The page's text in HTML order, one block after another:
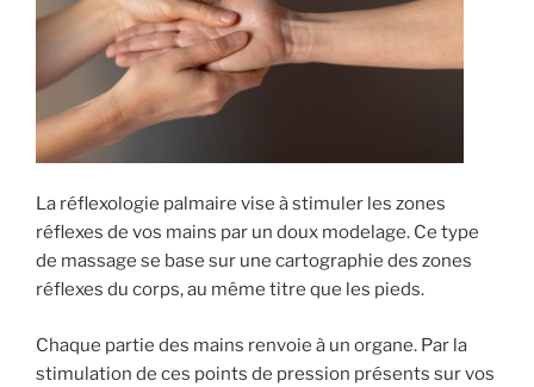
La réflexologie palmaire vise à stimuler les zones
réflexes de vos mains par un doux modelage. Ce type
de massage se base sur une cartographie des zones
réflexes du corps, au même titre que les pieds.
Chaque partie des mains renvoie à un organe. Par la
stimulation de ces points de pression présents sur vos